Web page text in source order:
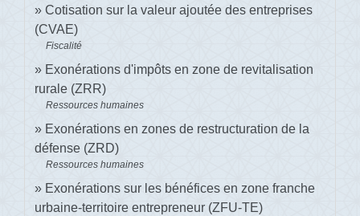
Cotisation sur la valeur ajoutée des entreprises
(CVAE)
Fiscalité
Exonérations d'impôts en zone de revitalisation
rurale (ZRR)
Ressources humaines
Exonérations en zones de restructuration de la
défense (ZRD)
Ressources humaines
Exonérations sur les bénéfices en zone franche
urbaine-territoire entrepreneur (ZFU-TE)